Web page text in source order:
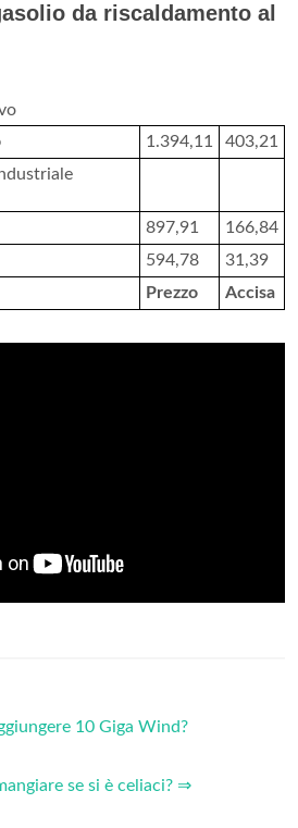
da riscaldamento al
1.394,11
403,21
897,91
166,84
594,78
31,39
Prezzo Accisa
10 Giga Wind?
se si è celiaci? ⇒